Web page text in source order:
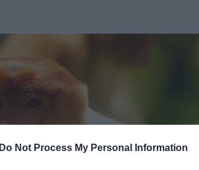
Do Not Process My Personal Information